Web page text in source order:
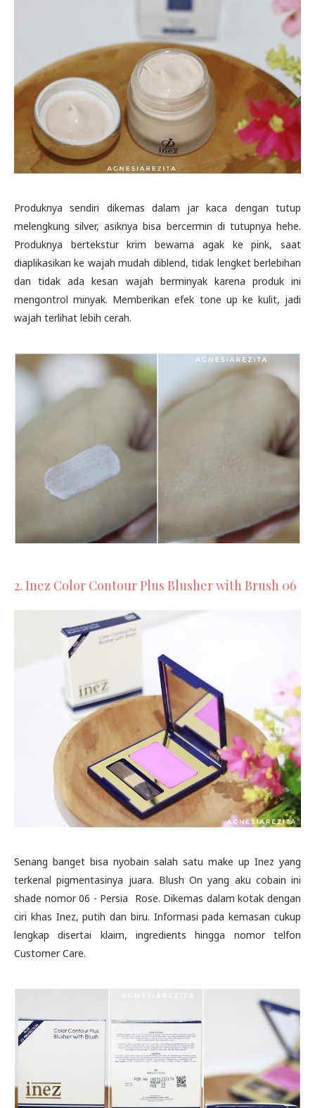
Produknya sendiri dikemas dalam jar kaca dengan tutup
melengkung silver, asiknya bisa bercermin di tutupnya hehe.
Produknya bertekstur krim bewarna agak ke pink, saat
diaplikasikan ke wajah mudah diblend, tidak lengket berlebihan
dan tidak ada kesan wajah berminyak karena produk ini
mengontrol minyak. Memberikan efek tone up ke kulit, jadi
wajah terlihat lebih cerah.
2. Inez Color Contour Plus Blusher with Brush 06
Senang banget bisa nyobain salah satu make up Inez yang
terkenal pigmentasinya juara. Blush On yang aku cobain ini
shade nomor 06 - Persia Rose. Dikemas dalam kotak dengan
ciri khas Inez, putih dan biru. Informasi pada kemasan cukup
lengkap disertai klaim, ingredients hingga nomor telfon
Customer Care.